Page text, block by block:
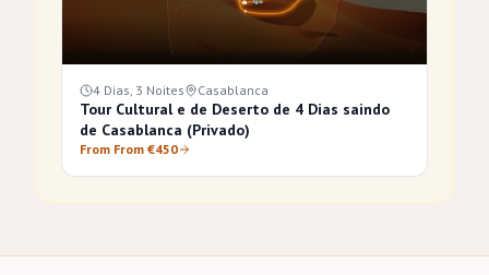
4 Dias, 3 Noites Casablanca
Tour Cultural e de Deserto de 4 Dias saindo
de Casablanca (Privado)
From From €450